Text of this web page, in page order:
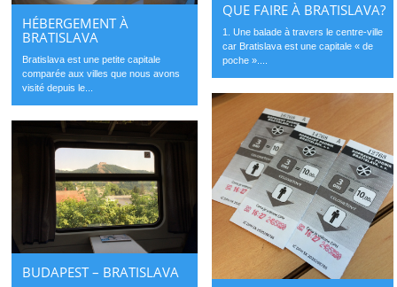
QUE FAIRE À BRATISLAVA?
1. Une balade à travers le centre-ville
car Bratislava est une capitale « de
poche »....
HÉBERGEMENT À
BRATISLAVA
Bratislava est une petite capitale
comparée aux villes que nous avons
visité depuis le...
BUDAPEST – BRATISLAVA